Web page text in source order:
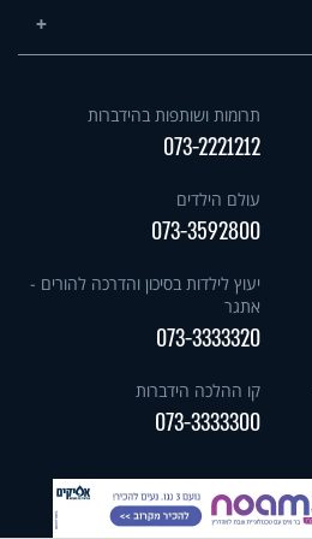
תרומות ושותפות בהידברות
073-2221212
עולם הילדים
073-3592800
יעוץ לילדות בסיכון והדרכה להורים -
אתגר
073-3333320
קו ההלכה הידברות
073-3333300
דיווח וסיוע במקרי התבוללות
052-9551591